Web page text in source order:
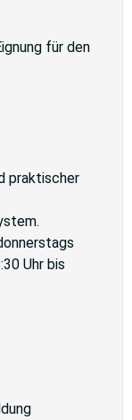
für den
praktischer
Uhr bis